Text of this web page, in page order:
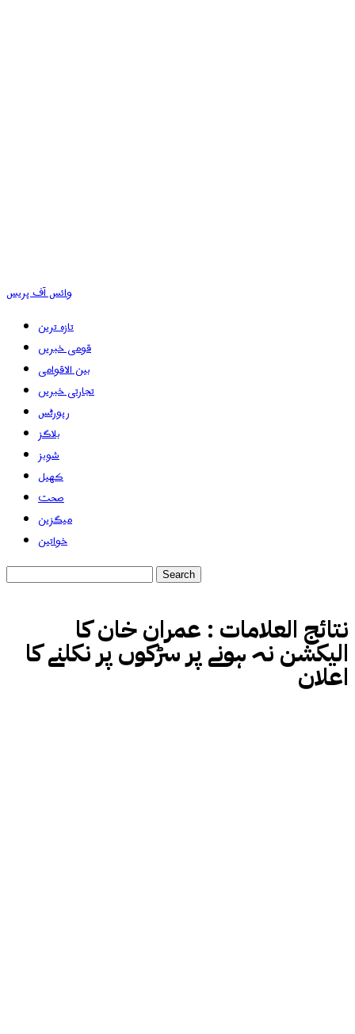
وائس آف پریس
تازہ ترین
قومی خبریں
بین الاقوامی
تجارتی خبریں
رپورٹس
بلاگز
شوبز
کھیل
صحت
میگزین
خواتین
نتائج العلامات : عمران خان کا
الیکشن نہ ہونے پر سڑکوں پر نکلنے کا
اعلان